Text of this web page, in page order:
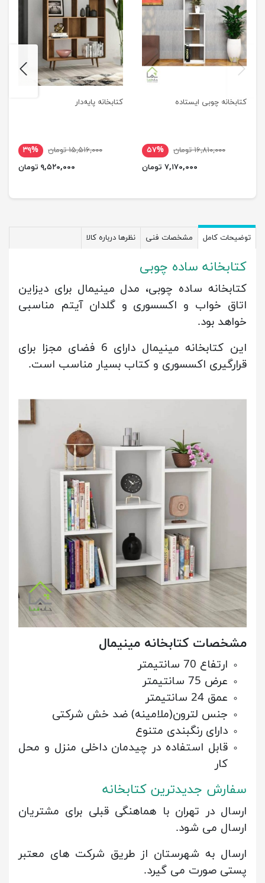
کتابخانه چوبی ایستاده
۱۶,۸۱۰,۰۰۰ تومان
۵۷%
۷,۱۷۰,۰۰۰ تومان
کتابخانه پایه‌دار
۱۵,۵۱۶,۰۰۰ تومان
۳۹%
۹,۵۲۰,۰۰۰ تومان
previus
توضیحات کامل مشخصات فنی نظرها درباره کالا
کتابخانه ساده چوبی
کتابخانه ساده چوبی، مدل مینیمال برای دیزاین
اتاق خواب و اکسسوری و گلدان آیتم مناسبی
خواهد بود.
این کتابخانه مینیمال دارای 6 فضای مجزا برای
قرارگیری اکسسوری و کتاب بسیار مناسب است.
مشخصات کتابخانه مینیمال
ارتفاع 70 سانتیمتر
عرض 75 سانتیمتر
عمق 24 سانتیمتر
جنس لترون(ملامینه) ضد خش شرکتی
دارای رنگبندی متنوع
قابل استفاده در چیدمان داخلی منزل و محل
کار
سفارش جدیدترین کتابخانه
ارسال در تهران با هماهنگی قبلی برای مشتریان
ارسال می شود.
ارسال به شهرستان از طریق شرکت های معتبر
پستی صورت می گیرد.